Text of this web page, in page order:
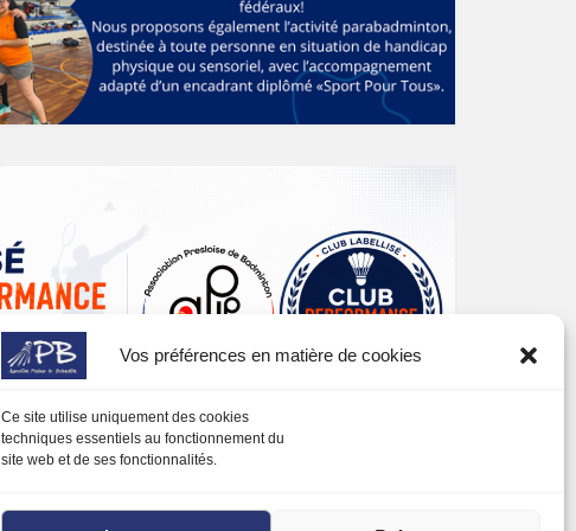
Vos préférences en matière de cookies
Ce site utilise uniquement des cookies
techniques essentiels au fonctionnement du
site web et de ses fonctionnalités.